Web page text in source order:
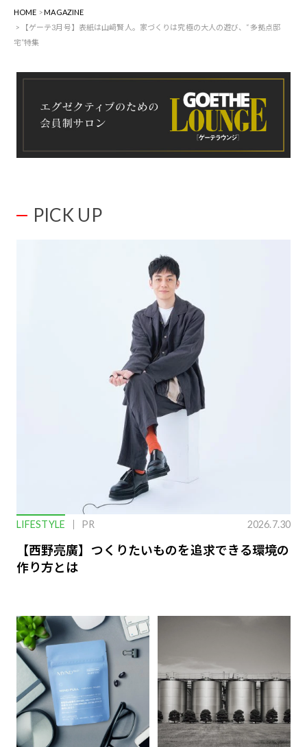
HOME
MAGAZINE
【ゲーテ3月号】表紙は山﨑賢人。家づくりは究極の大人の遊び、“多拠点邸
宅”特集
PICK UP
LIFESTYLE PR 2026.7.30
【西野亮廣】つくりたいものを追求できる環境の
作り方とは